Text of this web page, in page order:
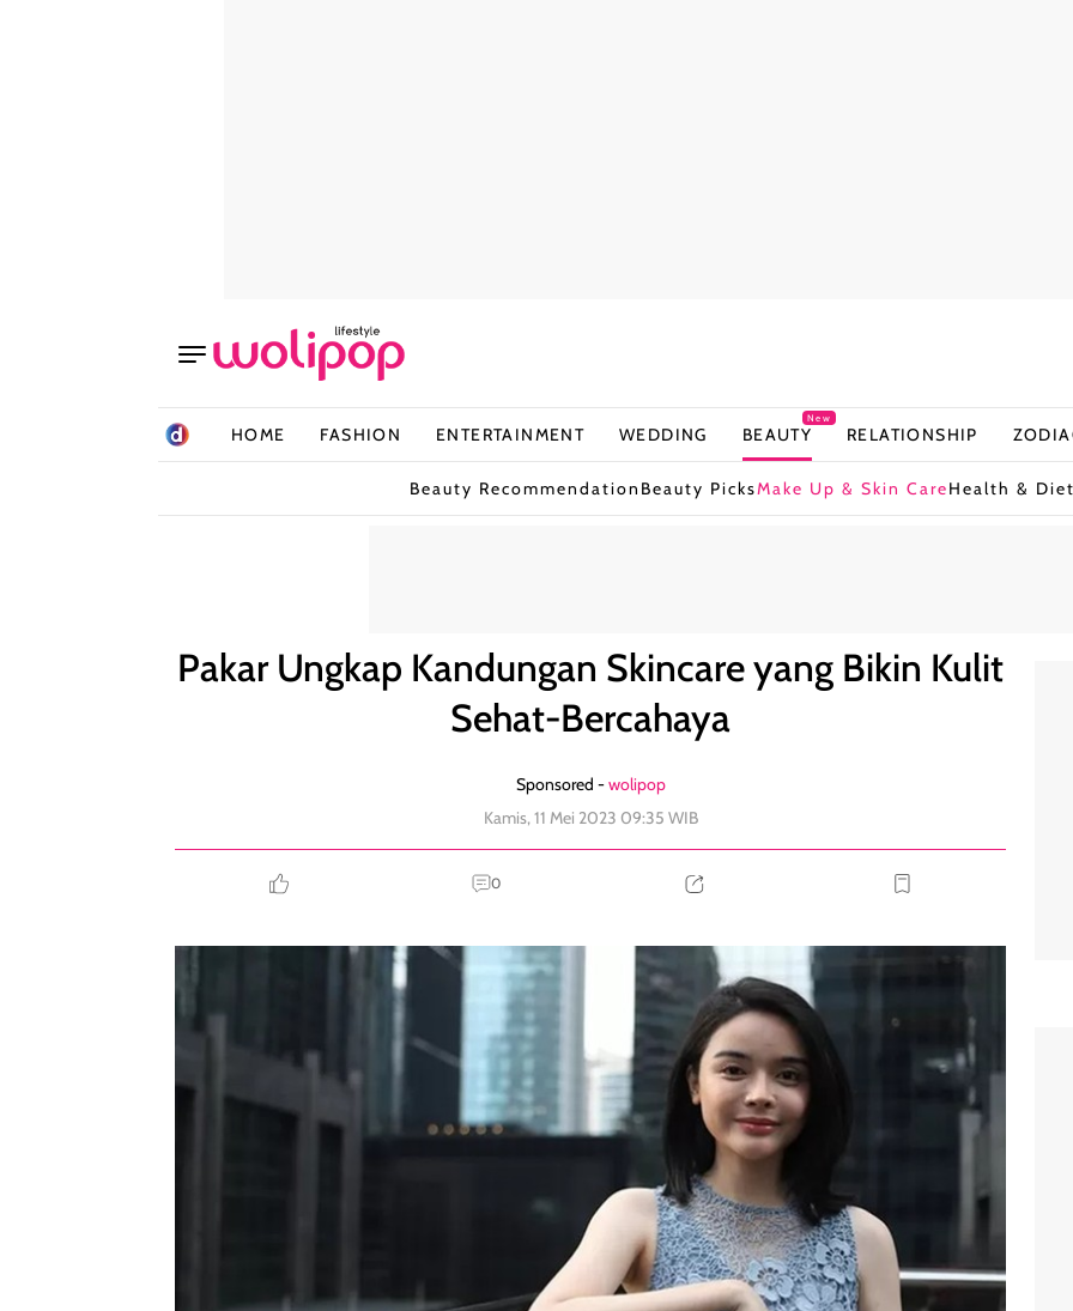
HOME FASHION ENTERTAINMENT WEDDING BEAUTY
New
RELATIONSHIP
Beauty Recommendation Beauty PicksMake Up & Skin CareHealth & Diet
Pakar Ungkap Kandungan Skincare yang Bikin Kulit
Sehat-Bercahaya
Sponsored -wolipop
Kamis, 11 Mei 2023 09:35 WIB
0